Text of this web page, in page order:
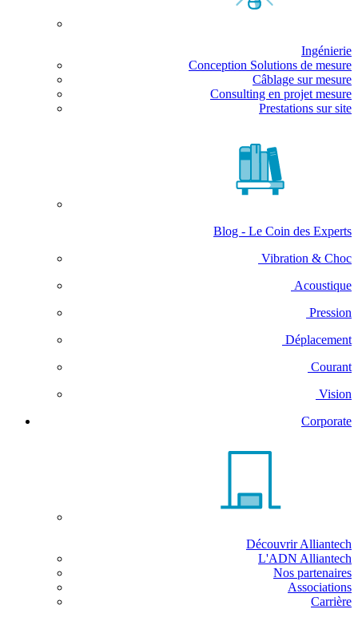
Ingénierie
Conception Solutions de mesure
Câblage sur mesure
Consulting en projet mesure
Prestations sur site
Blog - Le Coin des Experts
Vibration & Choc
Acoustique
Pression
Déplacement
Courant
Vision
Corporate
Découvrir Alliantech
L'ADN Alliantech
Nos partenaires
Associations
Carrière